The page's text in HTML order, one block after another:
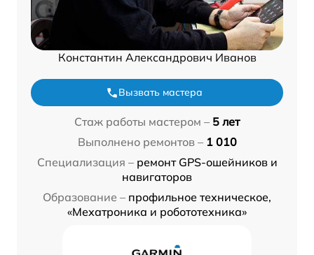
Константин Александрович Иванов
Вызвать мастера
Стаж работы мастером – 5 лет
Выполнено ремонтов – 1 010
Специализация – ремонт GPS-ошейников и
навигаторов
Образование – профильное техническое,
«Мехатроника и робототехника»